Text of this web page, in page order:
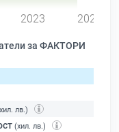
2023 2024
за ФАКТОРИ
лв.)
(хил. лв.)